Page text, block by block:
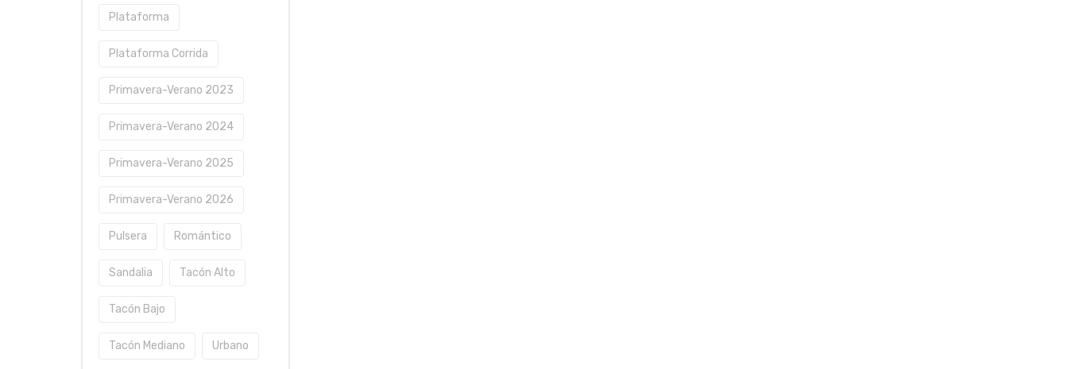
Plataforma
Plataforma Corrida
Primavera-Verano 2023
Primavera-Verano 2024
Primavera-Verano 2025
Primavera-Verano 2026
Pulsera Romántico
Sandalia Tacón Alto
Tacón Bajo
Tacón Mediano Urbano